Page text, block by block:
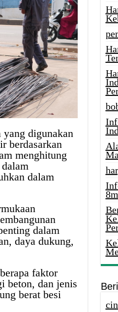
digunakan
berdasarkan
menghitung
dalam
dalam
daya dukung,
faktor
beton, dan jenis
berat besi